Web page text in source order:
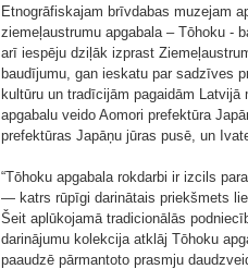
Etnogrāfiskajam brīvdabas muzejam
ziemeļaustrumu apgabala – Tōhoku -
arī iespēju dziļāk izprast
baudījumu, gan ieskatu par sadzīves
kultūru un tradīcijām pagaidām
apgabalu veido Aomori prefektūra
prefektūras Japāņu jūras pusē, un
“Tōhoku apgabala rokdarbi ir izcils
— katrs rūpīgi darinātais priekšmets
Šeit aplūkojamā tradicionālās
darinājumu kolekcija atklāj Tōhoku
paaudzē pārmantoto prasmju